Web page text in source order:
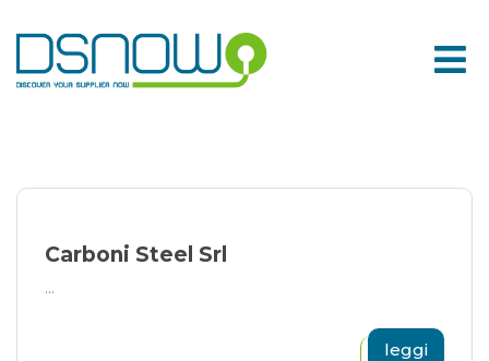
to
content
Carboni Steel Srl
...
leggi